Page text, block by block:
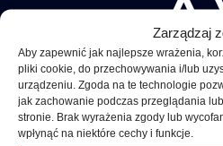
Zarządzaj
Aby zapewnić jak najlepsze wrażenia,
pliki cookie, do przechowywania i/lub
urządzeniu. Zgoda na te technologie
jak zachowanie podczas przeglądania
stronie. Brak wyrażenia zgody lub
wpłynąć na niektóre cechy i funkcje.